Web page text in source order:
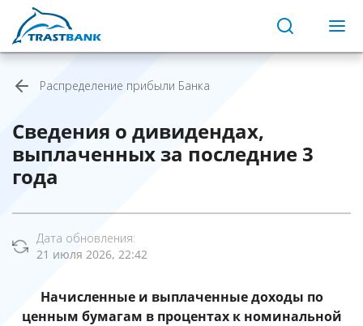
Распределение прибыли Банка
Сведения о дивидендах,
выплаченных за последние 3
года
Дата обновления:
21 июля 2026, 22:42
Начисленные и выплаченные доходы по
ценным бумагам в процентах к номинальной